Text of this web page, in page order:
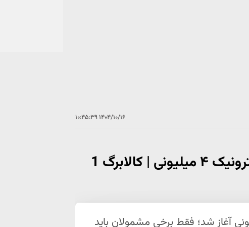
۱۴۰۴/۱۰/۱۶ ۱۰:۴۵:۳۹
شروع ثبت درخواست دریافت کالابرگ الکترونیک ۴ میلیونی | کالابرگ 1
برای دریافت کالابرگ الکترونیک ۴ میلیونی آغاز شد؛ فقط برخی مشمولان باید